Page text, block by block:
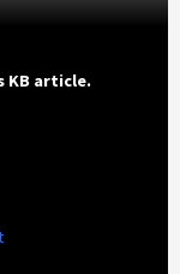
KB article.